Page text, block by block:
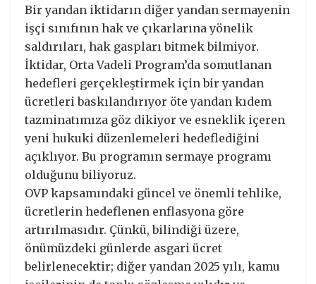
Bir yandan iktidarın diğer yandan sermayenin
işçi sınıfının hak ve çıkarlarına yönelik
saldırıları, hak gaspları bitmek bilmiyor.
İktidar, Orta Vadeli Program’da somutlanan
hedefleri gerçekleştirmek için bir yandan
ücretleri baskılandırıyor öte yandan kıdem
tazminatımıza göz dikiyor ve esneklik içeren
yeni hukuki düzenlemeleri hedeflediğini
açıklıyor. Bu programın sermaye programı
olduğunu biliyoruz.
OVP kapsamındaki güncel ve önemli tehlike,
ücretlerin hedeflenen enflasyona göre
artırılmasıdır. Çünkü, bilindiği üzere,
önümüzdeki günlerde asgari ücret
belirlenecektir; diğer yandan 2025 yılı, kamu